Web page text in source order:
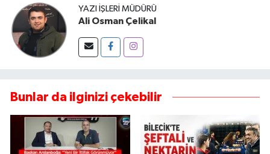
YAZI İŞLERI MÜDÜRÜ
Ali Osman Çelikal
Bunlar da ilginizi çekebilir